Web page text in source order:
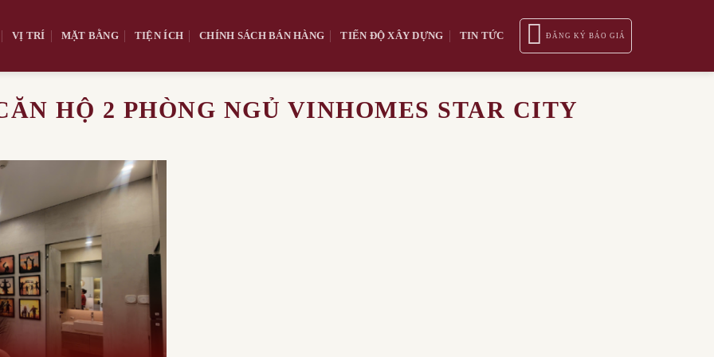
VỊ TRÍ MẶT BẰNG TIỆN ÍCH CHÍNH SÁCH BÁN HÀNG TIẾN ĐỘ XÂY DỰNG TIN TỨC ĐĂNG KÝ BÁO GIÁ
HỘ 2 PHÒNG NGỦ VINHOMES STAR CITY